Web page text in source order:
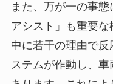
また、万が一の事
アシスト」も重要
中に若干の理由で
ステムが作動し、